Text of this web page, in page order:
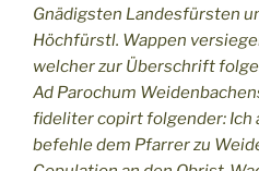
Gnädigsten Landesfürsten
Höchfürstl. Wappen
welcher zur Überschrift
Ad Parochum
fideliter copirt folgender: Ich
befehle dem Pfarrer zu